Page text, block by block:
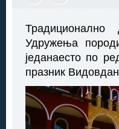
Удружења
једанаесто по
празник